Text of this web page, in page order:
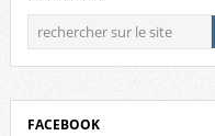
FACEBOOK